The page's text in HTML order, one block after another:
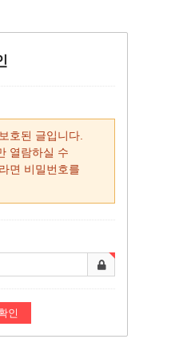
호된 글입니다.
열람하실 수
면 비밀번호를